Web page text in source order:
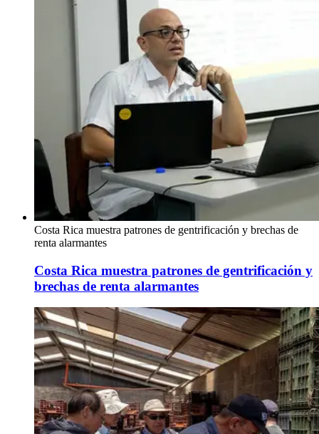
Costa Rica muestra patrones de gentrificación y brechas de
renta alarmantes
Costa Rica muestra patrones de gentrificación y
brechas de renta alarmantes